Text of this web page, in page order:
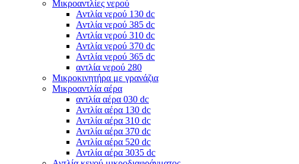
Μικροαντλίες νερού
Αντλία νερού 130 dc
Αντλία νερού 385 dc
Αντλία νερού 310 dc
Αντλία νερού 370 dc
Αντλία νερού 365 dc
αντλία νερού 280
Μικροκινητήρα με γρανάζια
Μικροαντλία αέρα
αντλία αέρα 030 dc
Αντλία αέρα 130 dc
Αντλία αέρα 310 dc
Αντλία αέρα 370 dc
Αντλία αέρα 520 dc
Αντλία αέρα 3035 dc